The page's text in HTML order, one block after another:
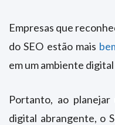
Empresas que
do SEO estão mais
em um ambiente
Portanto, ao
digital abrangente, o